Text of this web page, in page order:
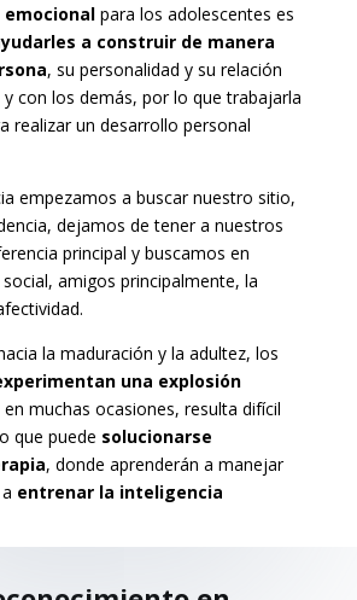
para los adolescentes es
a construir de manera
, su personalidad y su relación
con los demás, por lo que trabajarla
realizar un desarrollo personal
empezamos a buscar nuestro sitio,
dejamos de tener a nuestros
principal y buscamos en
amigos principalmente, la
la maduración y la adultez, los
una explosión
muchas ocasiones, resulta difícil
que puede solucionarse
, donde aprenderán a manejar
entrenar la inteligencia